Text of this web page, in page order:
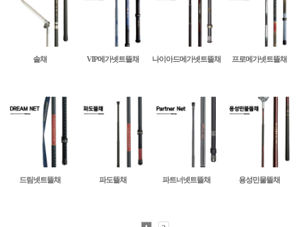
솔채 VIP메가넷트뜰채 나이아드메가넷트뜰채 프로메가넷트뜰채
드림넷트뜰채 파도뜰채 파트너넷트뜰채 용성민물뜰채